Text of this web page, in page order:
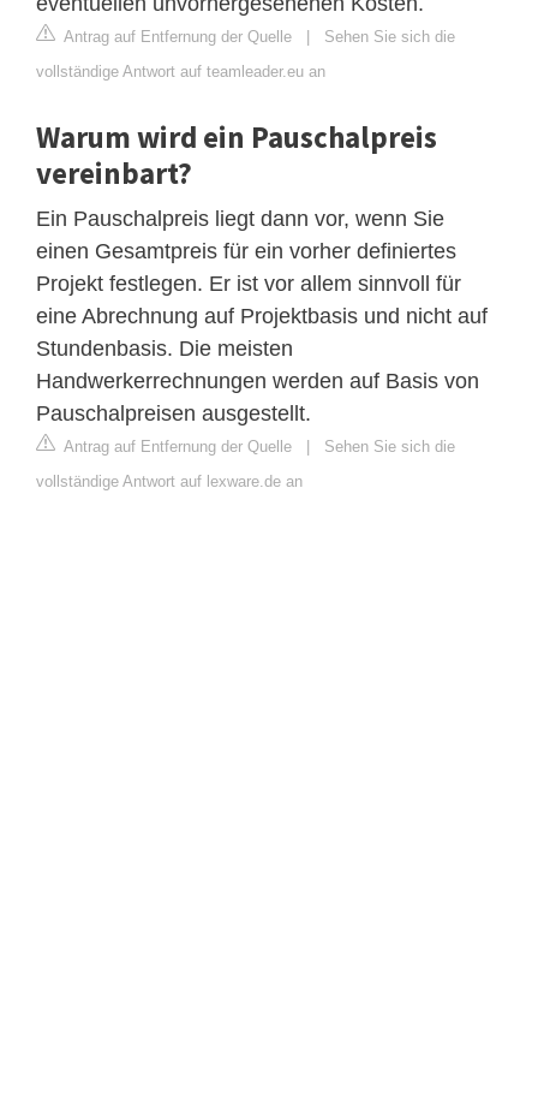
Antrag auf Entfernung der Quelle | Sehen Sie sich die
vollständige Antwort auf teamleader.eu an
Warum wird ein Pauschalpreis
vereinbart?
Ein Pauschalpreis liegt dann vor, wenn Sie
einen Gesamtpreis für ein vorher definiertes
Projekt festlegen. Er ist vor allem sinnvoll für
eine Abrechnung auf Projektbasis und nicht auf
Stundenbasis. Die meisten
Handwerkerrechnungen werden auf Basis von
Pauschalpreisen ausgestellt.
Antrag auf Entfernung der Quelle | Sehen Sie sich die
vollständige Antwort auf lexware.de an